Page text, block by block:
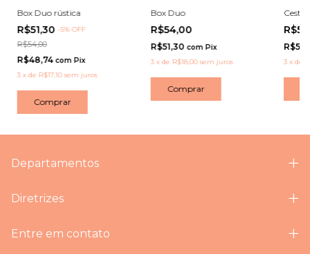
Box Duo rústica
R$51,30 -5%OFF
R$54,00
R$48,74 com Pix
3 xde R$17,10 sem juros
Comprar
Box Duo
R$54,00
R$51,30 com Pix
3 xde R$18,00 sem juros
Comprar
Cesta
3 x de
Departamentos
Diretrizes
Entre em contato